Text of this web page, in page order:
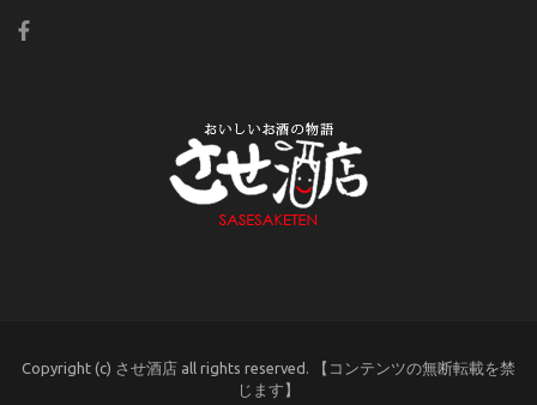
Copyright (c) させ酒店 all rights reserved. 【コンテンツの無断転載を禁
じます】